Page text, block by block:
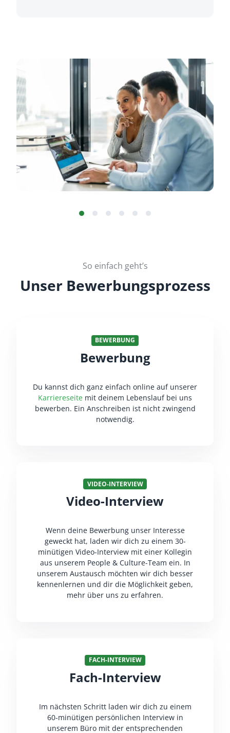
So einfach geht’s
Unser Bewerbungsprozess
BEWERBUNG
Bewerbung
Du kannst dich ganz einfach online auf unserer
Karriereseite mit deinem Lebenslauf bei uns
bewerben. Ein Anschreiben ist nicht zwingend
notwendig.
VIDEO-INTERVIEW
Video-Interview
Wenn deine Bewerbung unser Interesse
geweckt hat, laden wir dich zu einem 30-
minütigen Video-Interview mit einer Kollegin
aus unserem People & Culture-Team ein. In
unserem Austausch möchten wir dich besser
kennenlernen und dir die Möglichkeit geben,
mehr über uns zu erfahren.
FACH-INTERVIEW
Fach-Interview
Im nächsten Schritt laden wir dich zu einem
60-minütigen persönlichen Interview in
unserem Büro mit der entsprechenden